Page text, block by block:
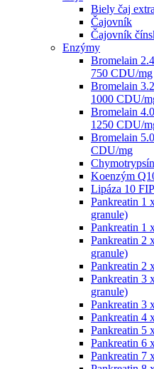
Biely čaj
Čajovník
Čajovník
Enzýmy
Bromelain
750 CDU/mg
Bromelain
1000 CDU/
Bromelain
1250 CDU/
Bromelain
CDU/mg
Koenzým
Lipáza 10
Pankreatin 1
granule)
Pankreatin 1
Pankreatin 2
granule)
Pankreatin 2
Pankreatin 3
granule)
Pankreatin 3
Pankreatin 4
Pankreatin 5
Pankreatin 6
Pankreatin 7